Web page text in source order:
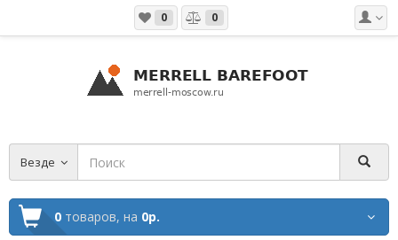
0 0
Везде
0 товаров, на 0р.